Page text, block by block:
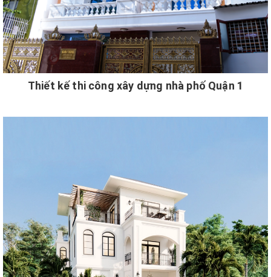
Thiết kế thi công xây dựng nhà phố Quận 1